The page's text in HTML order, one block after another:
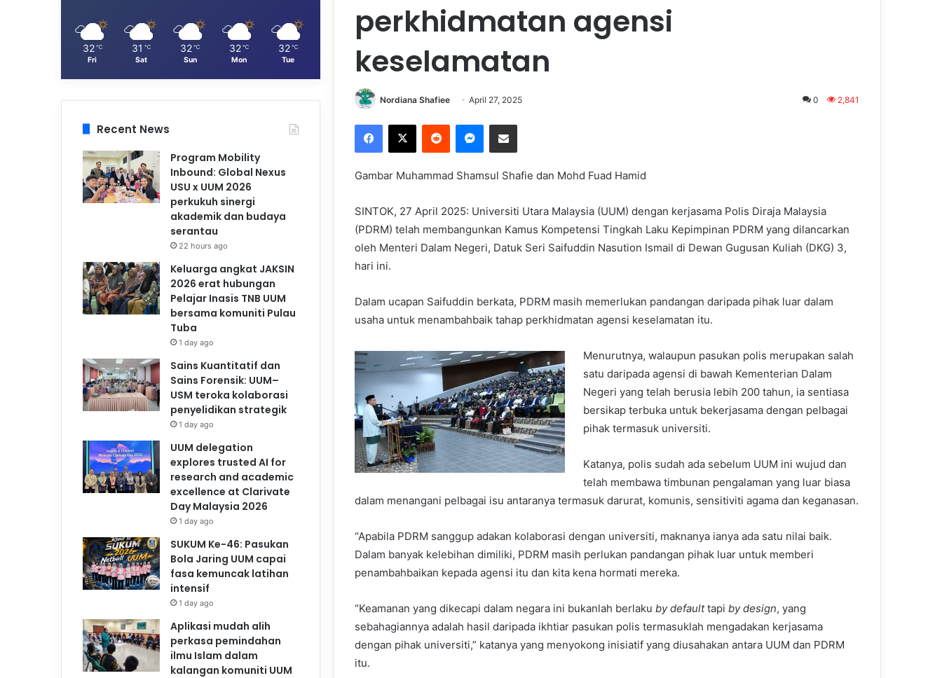
perkhidmatan agensi
keselamatan
Nordiana Shafiee April 27, 2025 0 2,841
Gambar Muhammad Shamsul Shafie dan Mohd Fuad Hamid
SINTOK, 27 April 2025: Universiti Utara Malaysia (UUM) dengan kerjasama Polis Diraja Malaysia
(PDRM) telah membangunkan Kamus Kompetensi Tingkah Laku Kepimpinan PDRM yang dilancarkan
oleh Menteri Dalam Negeri, Datuk Seri Saifuddin Nasution Ismail di Dewan Gugusan Kuliah (DKG) 3,
hari ini.
Dalam ucapan Saifuddin berkata, PDRM masih memerlukan pandangan daripada pihak luar dalam
usaha untuk menambahbaik tahap perkhidmatan agensi keselamatan itu.
Menurutnya, walaupun pasukan polis merupakan salah
satu daripada agensi di bawah Kementerian Dalam
Negeri yang telah berusia lebih 200 tahun, ia sentiasa
bersikap terbuka untuk bekerjasama dengan pelbagai
pihak termasuk universiti.
Katanya, polis sudah ada sebelum UUM ini wujud dan
telah membawa timbunan pengalaman yang luar biasa
dalam menangani pelbagai isu antaranya termasuk darurat, komunis, sensitiviti agama dan keganasan.
“Apabila PDRM sanggup adakan kolaborasi dengan universiti, maknanya ianya ada satu nilai baik.
Dalam banyak kelebihan dimiliki, PDRM masih perlukan pandangan pihak luar untuk memberi
penambahbaikan kepada agensi itu dan kita kena hormati mereka.
“Keamanan yang dikecapi dalam negara ini bukanlah berlaku by defaulttapi by design, yang
sebahagiannya adalah hasil daripada ikhtiar pasukan polis termasuklah mengadakan kerjasama
dengan pihak universiti,” katanya yang menyokong inisiatif yang diusahakan antara UUM dan PDRM
itu.
32 ℃
Fri
31 ℃
Sat
32 ℃
Sun
32 ℃
Mon
32 ℃
Tue
Recent News
Program Mobility
Inbound: Global Nexus
USU x UUM 2026
perkukuh sinergi
akademik dan budaya
serantau
22 hours ago
Keluarga angkat JAKSIN
2026 erat hubungan
Pelajar Inasis TNB UUM
bersama komuniti Pulau
Tuba
1 day ago
Sains Kuantitatif dan
Sains Forensik: UUM–
USM teroka kolaborasi
penyelidikan strategik
1 day ago
UUM delegation
explores trusted AI for
research and academic
excellence at Clarivate
Day Malaysia 2026
1 day ago
SUKUM Ke-46: Pasukan
Bola Jaring UUM capai
fasa kemuncak latihan
intensif
1 day ago
Aplikasi mudah alih
perkasa pemindahan
ilmu Islam dalam
kalangan komuniti UUM